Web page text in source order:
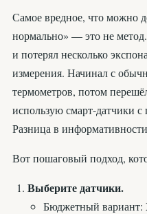
Самое вредное, что можно
нормально» — это не
и потерял несколько
измерения. Начинал с
термометров, потом
использую смарт-датчики
Разница в
Вот пошаговый подход,
Выберите датчики.
Бюджетный вариант: